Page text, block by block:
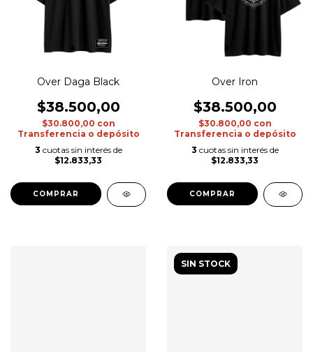
Over Daga Black
$38.500,00
$30.800,00 con
Transferencia o depósito
3 cuotas sin interés de
$12.833,33
COMPRAR
Over Iron
$38.500,00
$30.800,00 con
Transferencia o depósito
3 cuotas sin interés de
$12.833,33
COMPRAR
SIN STOCK